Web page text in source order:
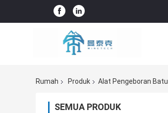
Rumah Produk Alat Pengeboran Batu
SEMUA PRODUK